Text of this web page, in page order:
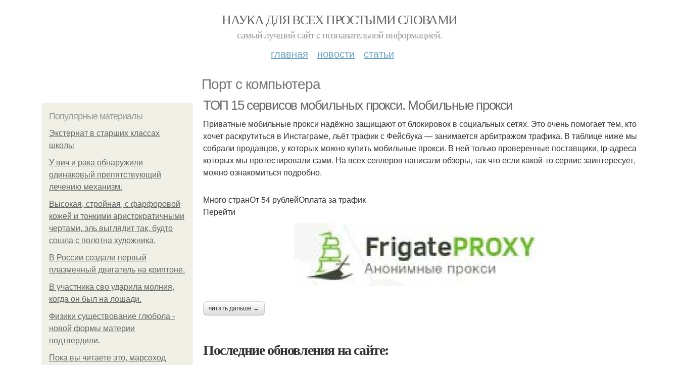
НАУКА ДЛЯ ВСЕХ ПРОСТЫМИ СЛОВАМИ
самый лучший сайт c познавательной информацией.
главная новости статьи
Порт с компьютера
Популярные материалы
Экстернат в старших классах
школы
У вич и рака обнаружили
одинаковый препятствующий
лечению механизм.
Высокая, стройная, с фарфоровой
кожей и тонкими аристократичными
чертами, эль выглядит так, будто
сошла с полотна художника.
В России создали первый
плазменный двигатель на криптоне.
В участника сво ударила молния,
когда он был на лошади.
Физики существование глюбола -
новой формы материи
подтвердили.
Пока вы читаете это, марсоход
ТОП 15 сервисов мобильных прокси. Мобильные прокси
Приватные мобильные прокси надёжно защищают от блокировок в социальных сетях. Это очень помогает тем, кто
хочет раскрутиться в Инстаграме, льёт трафик с Фейсбука — занимается арбитражом трафика. В таблице ниже мы
собрали продавцов, у которых можно купить мобильные прокси. В ней только проверенные поставщики, ip-адреса
которых мы протестировали сами. На всех селлеров написали обзоры, так что если какой-то сервис заинтересует,
можно ознакомиться подробно.
Много странОт 54 рублейОплата за трафик
Перейти
читать дальше →
Последние обновления на сайте: